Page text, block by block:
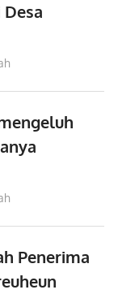
Penerima